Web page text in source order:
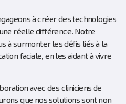
à créer des technologies
réelle différence. Notre
à surmonter les défis liés à la
faciale, en les aidant à vivre
avec des cliniciens de
que nos solutions sont non